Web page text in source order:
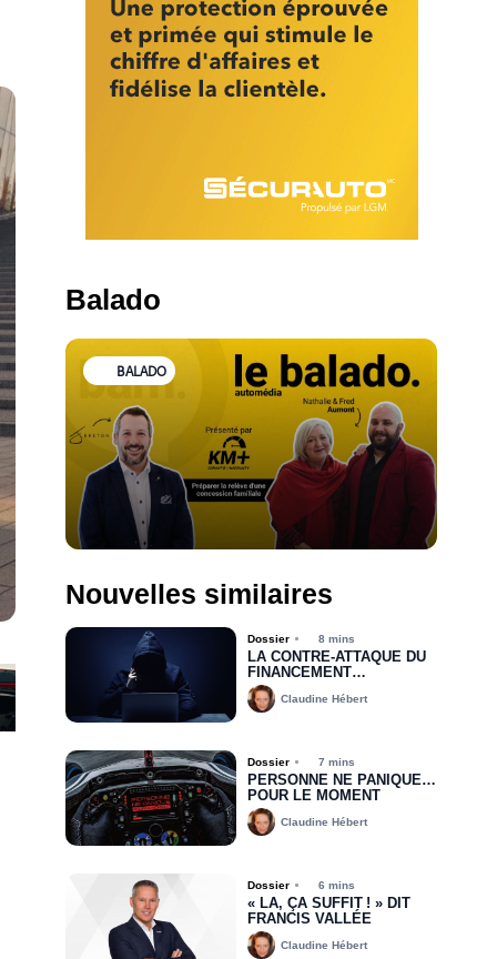
Balado
BALADO
Nouvelles similaires
Dossier 8 mins
LA CONTRE-ATTAQUE DU
FINANCEMENT
AUTOMOBILE
S’ORGANISE FACE À LA
Claudine Hébert
Dossier 7 mins
PERSONNE NE PANIQUE…
POUR LE MOMENT
Claudine Hébert
Dossier 6 mins
« LÀ, ÇA SUFFIT ! » DIT
FRANCIS VALLÉE
Claudine Hébert